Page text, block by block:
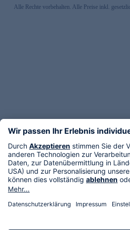
Alle Rechte vorbehalten. Alle Preise inkl.